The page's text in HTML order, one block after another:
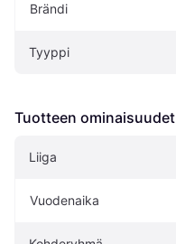
Brändi
Tyyppi
Tuotteen ominaisuudet
Liiga
Vuodenaika